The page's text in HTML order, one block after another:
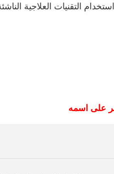
التقنيات العلاجية
على اسمه